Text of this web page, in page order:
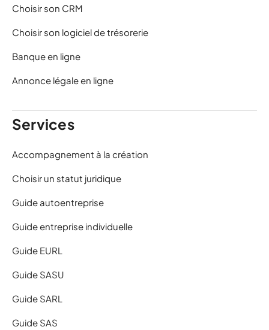
Choisir son CRM
Choisir son logiciel de trésorerie
Banque en ligne
Annonce légale en ligne
Services
Accompagnement à la création
Choisir un statut juridique
Guide autoentreprise
Guide entreprise individuelle
Guide EURL
Guide SASU
Guide SARL
Guide SAS